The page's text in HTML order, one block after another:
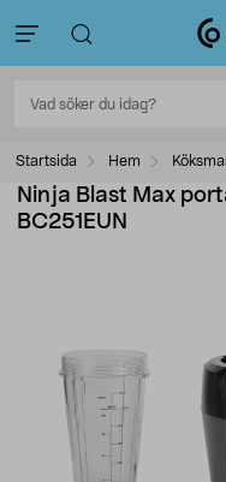
Startsida Hem
Ninja Blast Max
BC251EUN